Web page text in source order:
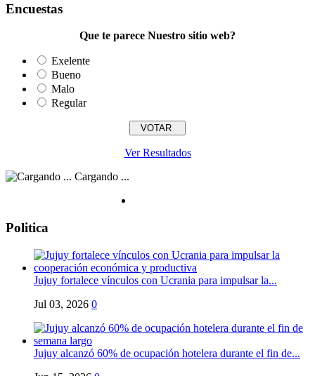
Encuestas
Que te parece Nuestro sitio web?
Exelente
Bueno
Malo
Regular
Ver Resultados
Cargando ...
Politica
Jujuy fortalece vínculos con Ucrania para impulsar la...
Jul 03, 2026 0
Jujuy alcanzó 60% de ocupación hotelera durante el fin de...